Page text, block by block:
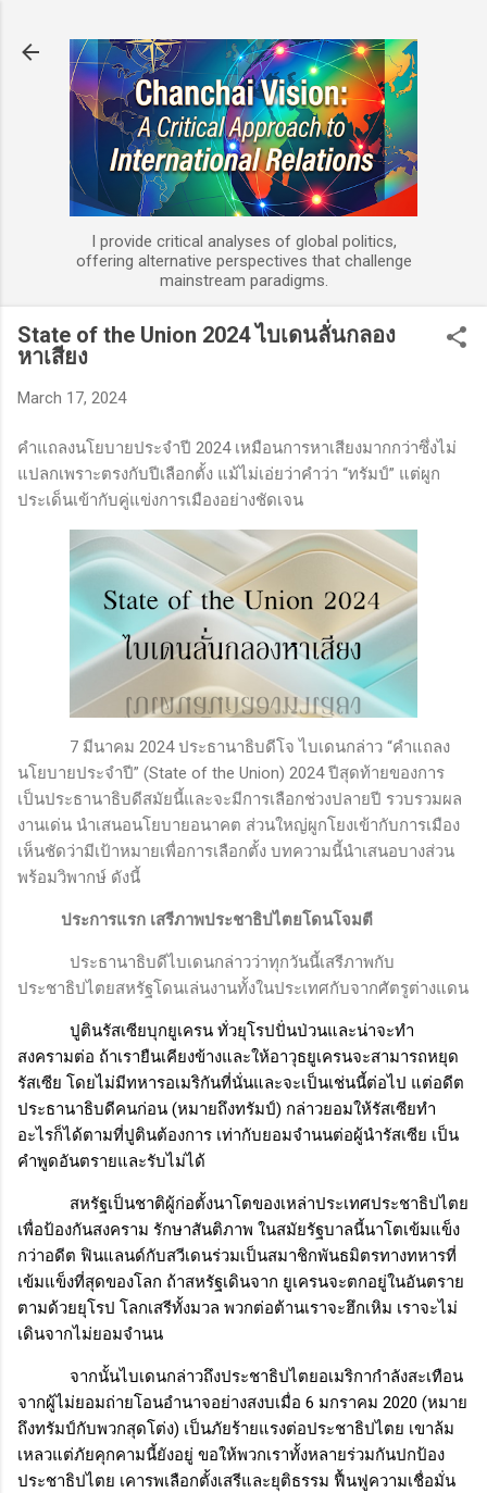
I provide critical analyses of global politics,
offering alternative perspectives that challenge
mainstream paradigms.
State of the Union 2024 ไบเดนลั่นกลอง
หาเสียง
March 17, 2024
คำแถลงนโยบายประจำปี 2024เหมือนการหาเสียงมากกว่าซึ่งไม่
แปลกเพราะตรงกับปีเลือกตั้ง แม้ไม่เอ่ยว่าคำว่า “ทรัมป์” แต่ผูก
ประเด็นเข้ากับคู่แข่งการเมืองอย่างชัดเจน
7 มีนาคม 2024ประธานาธิบดีโจ ไบเดนกล่าว “คำแถลง
นโยบายประจำปี” (State of the Union) 2024ปีสุดท้ายของการ
เป็นประธานาธิบดีสมัยนี้และจะมีการเลือกช่วงปลายปี รวบรวมผล
งานเด่น นำเสนอนโยบายอนาคต ส่วนใหญ่ผูกโยงเข้ากับการเมือง
เห็นชัดว่ามีเป้าหมายเพื่อการเลือกตั้ง บทความนี้นำเสนอบางส่วน
พร้อมวิพากษ์ ดังนี้
ประการแรก เสรีภาพประชาธิปไตยโดนโจมตี
ประธานาธิบดีไบเดนกล่าวว่าทุกวันนี้เสรีภาพกับ
ประชาธิปไตยสหรัฐโดนเล่นงานทั้งในประเทศกับจากศัตรูต่างแดน
ปูตินรัสเซียบุกยูเครน ทั่วยุโรปปั่นป่วนและน่าจะทำ
สงครามต่อ ถ้าเรายืนเคียงข้างและให้อาวุธยูเครนจะสามารถหยุด
รัสเซีย โดยไม่มีทหารอเมริกันที่นั่นและจะเป็นเช่นนี้ต่อไป แต่อดีต
ประธานาธิบดีคนก่อน (หมายถึงทรัมป์) กล่าวยอมให้รัสเซียทำ
อะไรก็ได้ตามที่ปูตินต้องการ เท่ากับยอมจำนนต่อผู้นำรัสเซีย เป็น
คำพูดอันตรายและรับไม่ได้
สหรัฐเป็นชาติผู้ก่อตั้งนาโตของเหล่าประเทศประชาธิปไตย
เพื่อป้องกันสงคราม รักษาสันติภาพ ในสมัยรัฐบาลนี้นาโตเข้มแข็ง
กว่าอดีต ฟินแลนด์กับสวีเดนร่วมเป็นสมาชิกพันธมิตรทางทหารที่
เข้มแข็งที่สุดของโลก ถ้าสหรัฐเดินจาก ยูเครนจะตกอยู่ในอันตราย
ตามด้วยยุโรป โลกเสรีทั้งมวล พวกต่อต้านเราจะฮึกเหิม เราจะไม่
เดินจากไม่ยอมจำนน
จากนั้นไบเดนกล่าวถึงประชาธิปไตยอเมริกากำลังสะเทือน
จากผู้ไม่ยอมถ่ายโอนอำนาจอย่างสงบเมื่อ 6 มกราคม 2020 (หมาย
ถึงทรัมป์กับพวกสุดโต่ง) เป็นภัยร้ายแรงต่อประชาธิปไตย เขาล้ม
เหลวแต่ภัยคุกคามนี้ยังอยู่ ขอให้พวกเราทั้งหลายร่วมกันปกป้อง
ประชาธิปไตย เคารพเลือกตั้งเสรีและยุติธรรม ฟื้นฟูความเชื่อมั่น